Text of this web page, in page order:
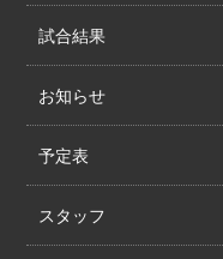
試合結果
お知らせ
予定表
スタッフ